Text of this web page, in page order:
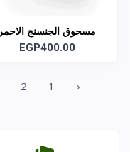
مسحوق الجنسنج الاحمر
EGP400.00
‹
1
2